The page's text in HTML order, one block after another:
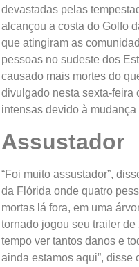
devastadas pelas
alcançou a costa do Golfo
que atingiram as
pessoas no sudeste dos
causado mais mortes do
divulgado nesta sexta-feira
intensas devido à
Assustador
“Foi muito assustador”,
da Flórida onde quatro
mortas lá fora, em uma
tornado jogou seu trailer de
tempo ver tantos danos e
ainda estamos aqui”, disse